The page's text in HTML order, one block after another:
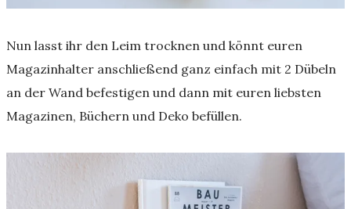
Nun lasst ihr den Leim trocknen und könnt euren
Magazinhalter anschließend ganz einfach mit 2 Dübeln
an der Wand befestigen und dann mit euren liebsten
Magazinen, Büchern und Deko befüllen.